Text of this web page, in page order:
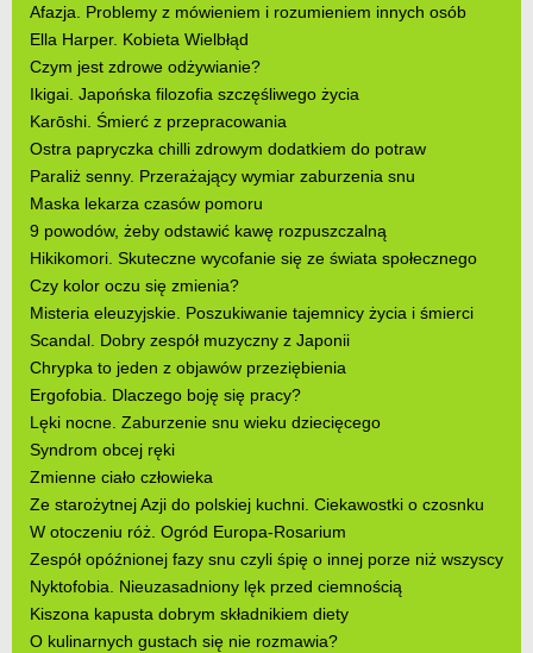
Afazja. Problemy z mówieniem i rozumieniem innych osób
Ella Harper. Kobieta Wielbłąd
Czym jest zdrowe odżywianie?
Ikigai. Japońska filozofia szczęśliwego życia
Karōshi. Śmierć z przepracowania
Ostra papryczka chilli zdrowym dodatkiem do potraw
Paraliż senny. Przerażający wymiar zaburzenia snu
Maska lekarza czasów pomoru
9 powodów, żeby odstawić kawę rozpuszczalną
Hikikomori. Skuteczne wycofanie się ze świata społecznego
Czy kolor oczu się zmienia?
Misteria eleuzyjskie. Poszukiwanie tajemnicy życia i śmierci
Scandal. Dobry zespół muzyczny z Japonii
Chrypka to jeden z objawów przeziębienia
Ergofobia. Dlaczego boję się pracy?
Lęki nocne. Zaburzenie snu wieku dziecięcego
Syndrom obcej ręki
Zmienne ciało człowieka
Ze starożytnej Azji do polskiej kuchni. Ciekawostki o czosnku
W otoczeniu róż. Ogród Europa-Rosarium
Zespół opóźnionej fazy snu czyli śpię o innej porze niż wszyscy
Nyktofobia. Nieuzasadniony lęk przed ciemnością
Kiszona kapusta dobrym składnikiem diety
O kulinarnych gustach się nie rozmawia?